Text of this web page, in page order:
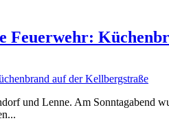
Feuerwehr:
und Lenne. Am Sonntagabend